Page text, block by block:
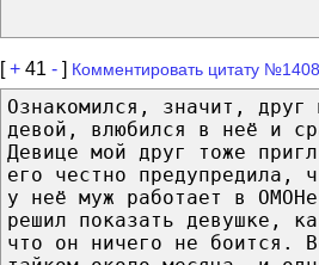
[+ 41 - ] Комментировать цитату
Oзнакомился, значит, друг
девой, влюбился в неё и
Девице мой друг тоже
его честно предупредила,
у неё муж работает в
решил показать девушке,
что он ничего не боится.